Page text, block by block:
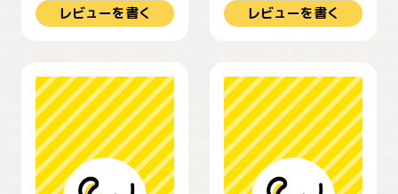
レビューを書く レビューを書く